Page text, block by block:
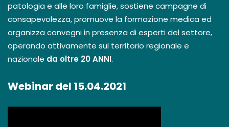
patologia e alle loro famiglie, sostiene campagne di
consapevolezza, promuove la formazione medica ed
organizza convegni in presenza di esperti del settore,
operando attivamente sul territorio regionale e
nazionale da oltre 20 ANNI.
Webinar del 15.04.2021